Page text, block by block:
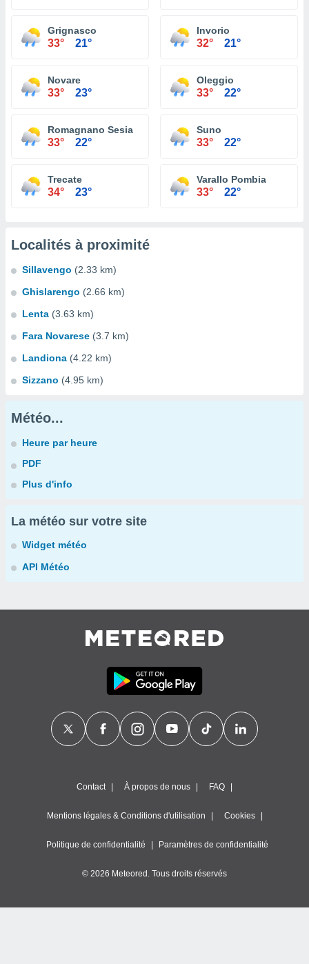
Grignasco
33° 21°
Invorio
32° 21°
Novare
33° 23°
Oleggio
33° 22°
Romagnano Sesia
33° 22°
Suno
33° 22°
Trecate
34° 23°
Varallo Pombia
33° 22°
Localités à proximité
Sillavengo (2.33 km)
Ghislarengo (2.66 km)
Lenta (3.63 km)
Fara Novarese (3.7 km)
Landiona (4.22 km)
Sizzano (4.95 km)
Météo...
Heure par heure
PDF
Plus d'info
La météo sur votre site
Widget météo
API Météo
Contact À propos de nous FAQ
Mentions légales & Conditions d'utilisation Cookies
Politique de confidentialité Paramètres de confidentialité
© 2026 Meteored. Tous droits réservés